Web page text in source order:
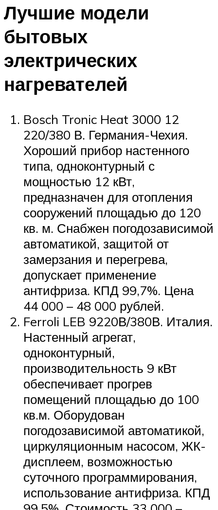
Лучшие модели
бытовых
электрических
нагревателей
Bosch Tronic Heat 3000 12
220/380 В. Германия-Чехия.
Хороший прибор настенного
типа, одноконтурный с
мощностью 12 кВт,
предназначен для отопления
сооружений площадью до 120
кв. м. Снабжен погодозависимой
автоматикой, защитой от
замерзания и перегрева,
допускает применение
антифриза. КПД 99,7%. Цена
44 000 – 48 000 рублей.
Ferroli LEB 9220В/380В. Италия.
Настенный агрегат,
одноконтурный,
производительность 9 кВт
обеспечивает прогрев
помещений площадью до 100
кв.м. Оборудован
погодозависимой автоматикой,
циркуляционным насосом, ЖК-
дисплеем, возможностью
суточного программирования,
использование антифриза. КПД